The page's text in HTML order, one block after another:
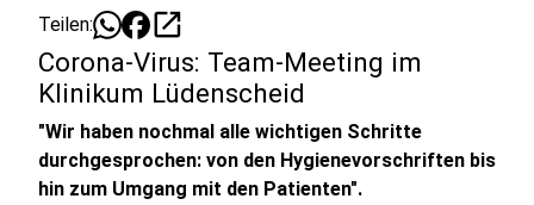
Teilen: open_in_new
Corona-Virus: Team-Meeting im
Klinikum Lüdenscheid
"Wir haben nochmal alle wichtigen Schritte
durchgesprochen: von den Hygienevorschriften bis
hin zum Umgang mit den Patienten".